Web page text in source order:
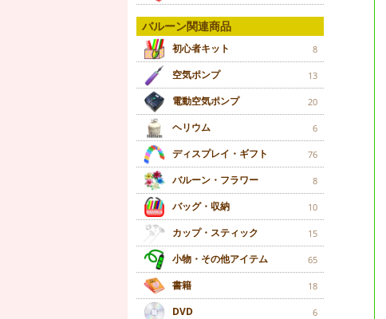
バルーン関連商品
初心者キット 8
空気ポンプ 13
電動空気ポンプ 20
ヘリウム 6
ディスプレイ・ギフト 76
バルーン・フラワー 8
バッグ・収納 10
カップ・スティック 15
小物・その他アイテム 65
書籍 18
DVD 6